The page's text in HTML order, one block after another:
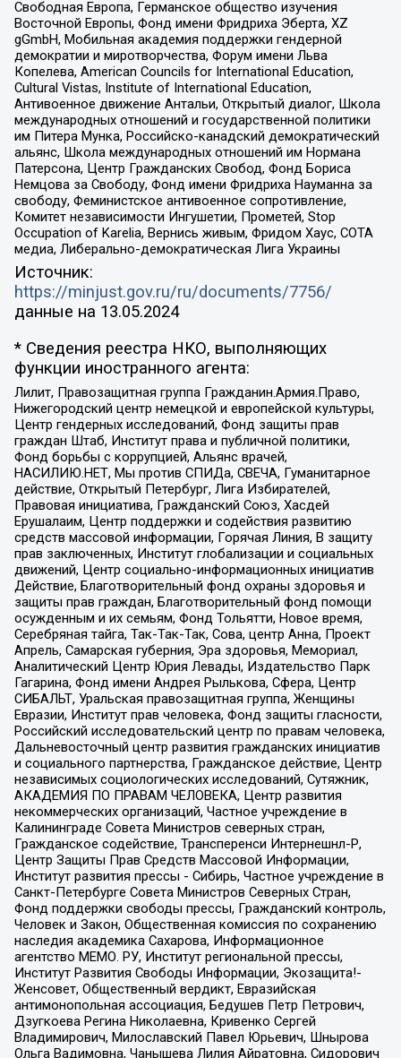
Свободная Европа, Германское общество изучения
Восточной Европы, Фонд имени Фридриха Эберта, XZ
gGmbH, Мобильная академия поддержки гендерной
демократии и миротворчества, Форум имени Льва
Копелева, American Councils for International Education,
Cultural Vistas, Institute of International Education,
Антивоенное движение Антальи, Открытый диалог, Школа
международных отношений и государственной политики
им Питера Мунка, Российско-канадский демократический
альянс, Школа международных отношений им Нормана
Патерсона, Центр Гражданских Свобод, Фонд Бориса
Немцова за Свободу, Фонд имени Фридриха Науманна за
свободу, Феминистское антивоенное сопротивление,
Комитет независимости Ингушетии, Прометей, Stop
Occupation of Karelia, Вернись живым, Фридом Хаус, СОТА
медиа, Либерально-демократическая Лига Украины
Источник:
https://minjust.gov.ru/ru/documents/7756/
данные на 13.05.2024
* Сведения реестра НКО, выполняющих
функции иностранного агента:
Лилит, Правозащитная группа Гражданин.Армия.Право,
Нижегородский центр немецкой и европейской культуры,
Центр гендерных исследований, Фонд защиты прав
граждан Штаб, Институт права и публичной политики,
Фонд борьбы с коррупцией, Альянс врачей,
НАСИЛИЮ.НЕТ, Мы против СПИДа, СВЕЧА, Гуманитарное
действие, Открытый Петербург, Лига Избирателей,
Правовая инициатива, Гражданский Союз, Хасдей
Ерушалаим, Центр поддержки и содействия развитию
средств массовой информации, Горячая Линия, В защиту
прав заключенных, Институт глобализации и социальных
движений, Центр социально-информационных инициатив
Действие, Благотворительный фонд охраны здоровья и
защиты прав граждан, Благотворительный фонд помощи
осужденным и их семьям, Фонд Тольятти, Новое время,
Серебряная тайга, Так-Так-Так, Сова, центр Анна, Проект
Апрель, Самарская губерния, Эра здоровья, Мемориал,
Аналитический Центр Юрия Левады, Издательство Парк
Гагарина, Фонд имени Андрея Рылькова, Сфера, Центр
СИБАЛЬТ, Уральская правозащитная группа, Женщины
Евразии, Институт прав человека, Фонд защиты гласности,
Российский исследовательский центр по правам человека,
Дальневосточный центр развития гражданских инициатив
и социального партнерства, Гражданское действие, Центр
независимых социологических исследований, Сутяжник,
АКАДЕМИЯ ПО ПРАВАМ ЧЕЛОВЕКА, Центр развития
некоммерческих организаций, Частное учреждение в
Калининграде Совета Министров северных стран,
Гражданское содействие, Трансперенси Интернешнл-Р,
Центр Защиты Прав Средств Массовой Информации,
Институт развития прессы - Сибирь, Частное учреждение в
Санкт-Петербурге Совета Министров Северных Стран,
Фонд поддержки свободы прессы, Гражданский контроль,
Человек и Закон, Общественная комиссия по сохранению
наследия академика Сахарова, Информационное
агентство МЕМО. РУ, Институт региональной прессы,
Институт Развития Свободы Информации, Экозащита!-
Женсовет, Общественный вердикт, Евразийская
антимонопольная ассоциация, Бедушев Петр Петрович,
Дзугкоева Регина Николаевна, Кривенко Сергей
Владимирович, Милославский Павел Юрьевич, Шнырова
Ольга Вадимовна, Чанышева Лилия Айратовна, Сидорович